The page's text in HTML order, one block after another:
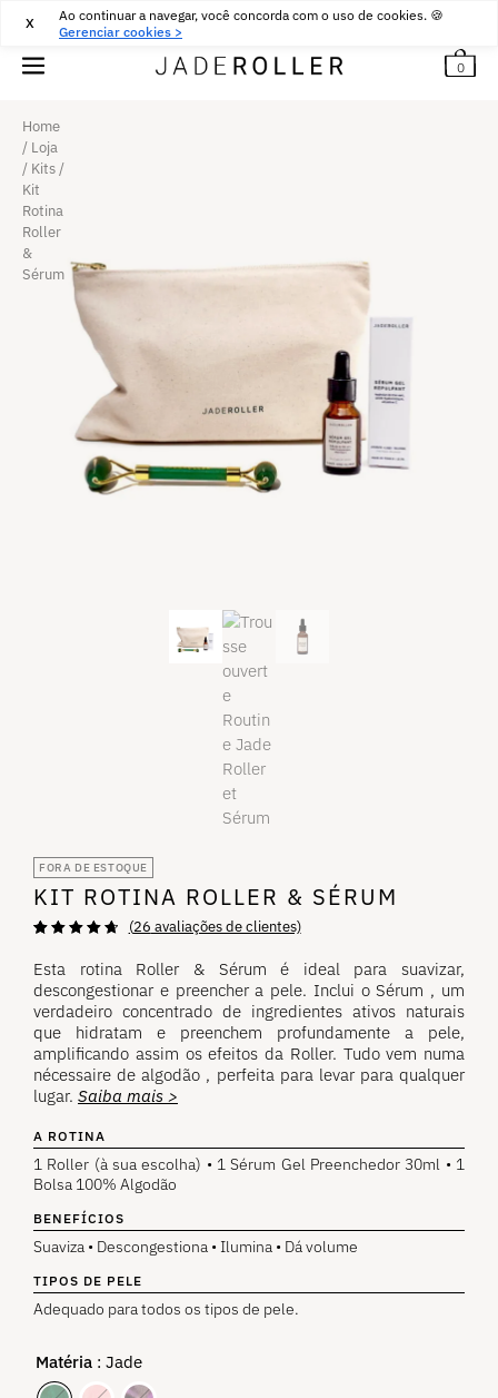
Ao continuar a navegar, você concorda com o uso de cookies. 🍪
Gerenciar cookies >
X ENTREGA GRÁTIS A PARTIR DE30€ COMPRAR
0
Home
/ Loja
/ Kits /
Kit
Rotina
Roller
&
Sérum
FORA DE ESTOQUE
KIT ROTINA ROLLER & SÉRUM
estrelas
com base em
avaliações de
clientes.
(26 avaliações de clientes)
Esta rotina Roller & Sérum é ideal para suavizar,
descongestionar e preencher a pele. Inclui o Sérum , um
verdadeiro concentrado de ingredientes ativos naturais
que hidratam e preenchem profundamente a pele,
amplificando assim os efeitos da Roller. Tudo vem numa
nécessaire de algodão , perfeita para levar para qualquer
lugar. Saiba mais >
A ROTINA
1 Roller (à sua escolha) • 1 Sérum Gel Preenchedor 30ml • 1
Bolsa 100% Algodão
BENEFÍCIOS
Suaviza • Descongestiona • Ilumina • Dá volume
TIPOS DE PELE
Adequado para todos os tipos de pele.
Matéria : Jade